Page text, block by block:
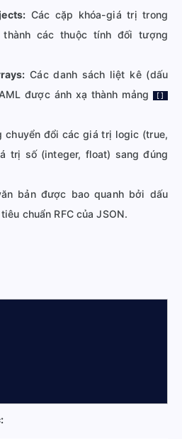
Các cặp khóa-giá trị trong
thành các thuộc tính đối tượng
Các danh sách liệt kê (dấu
được ánh xạ thành mảng
[]
chuyển đổi các giá trị logic (true,
trị số (integer, float) sang đúng
bản được bao quanh bởi dấu
chuẩn RFC của JSON.